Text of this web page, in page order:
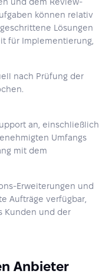
können relativ
Lösungen
für Implementierung,
nach Prüfung der
an, einschließlich
Umfangs
mit dem
und
Aufträge verfügbar,
Kunden und der
Anbieter